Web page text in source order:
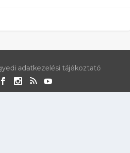
adatkezelési tájékoztató